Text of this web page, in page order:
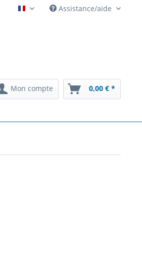
Automatenarchiv French
Assistance/aide
Mon compte 0,00 € *